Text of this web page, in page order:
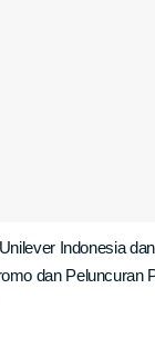
Indonesia
dan Peluncuran